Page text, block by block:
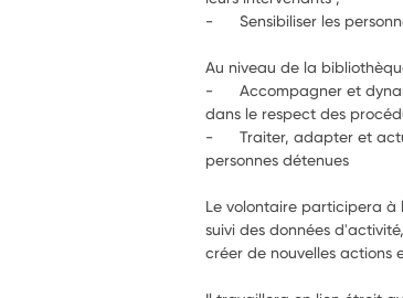
-      Sensibiliser les
-      Accompagner et
-      Traiter, adapter et
personnes détenues
Le volontaire participera à
suivi des données
créer de nouvelles actions